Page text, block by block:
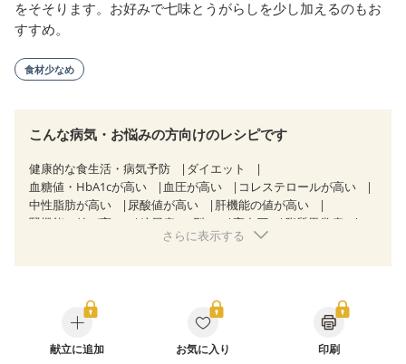
をそそります。お好みで七味とうがらしを少し加えるのもお
すすめ。
食材少なめ
こんな病気・お悩みの方向けのレシピです
健康的な食生活・病気予防
ダイエット
血糖値・HbA1cが高い
血圧が高い
コレステロールが高い
中性脂肪が高い
尿酸値が高い
肝機能の値が高い
腎機能の値が高い
糖尿病（2型） 高血圧
脂質異常症
狭心症 心筋梗塞
糖尿病性腎症（第１期）
糖尿病性腎症（第２期）
糖尿病性腎症（第３期）
CKD（ステージ１）
CKD（ステージ２）
CKD（ステージ３a）
さらに表示する
献立に追加 お気に入り 印刷